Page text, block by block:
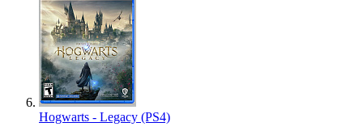
Hogwarts - Legacy (PS4)